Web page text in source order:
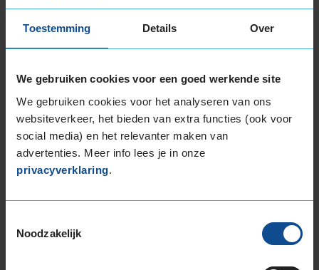
Toestemming Details Over
We gebruiken cookies voor een goed werkende site
We gebruiken cookies voor het analyseren van ons
websiteverkeer, het bieden van extra functies (ook voor
social media) en het relevanter maken van
advertenties. Meer info lees je in onze
privacyverklaring.
Noodzakelijk
225/65R17 106H EXTRALOAD
235/45R17 97V EXTRALOAD
235/60R17 102H
235/60R17 106H EXTRALOAD
235/65R17 104H
235/65R17 108H EXTRALOAD
245/55R17 106H EXTRALOAD
265/65R17 116H EXTRALOAD
205/40R18 86W EXTRALOAD